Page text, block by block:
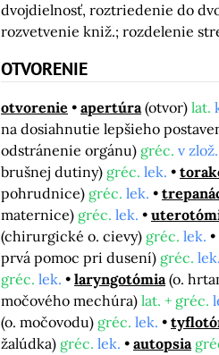
dvojdielnosť, roztriedenie do
rozvetvenie kniž.; rozdelenie
OTVORENIE
otvorenie apertúra (otvor) lat.
na dosiahnutie lepšieho
odstránenie orgánu) gréc. v
brušnej dutiny) gréc. lek.
pohrudnice) gréc. lek.
maternice) gréc. lek.
(chirurgické o. cievy) gréc. lek.
prvá pomoc pri dusení) gréc. lek.
gréc. lek. laryngotómia (o.
močového mechúra) lat. + gréc.
(o. močovodu) gréc. lek.
žalúdka) gréc. lek. autopsia